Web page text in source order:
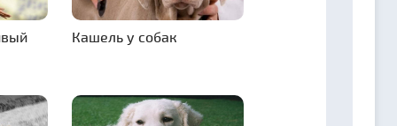
Кашель у собак